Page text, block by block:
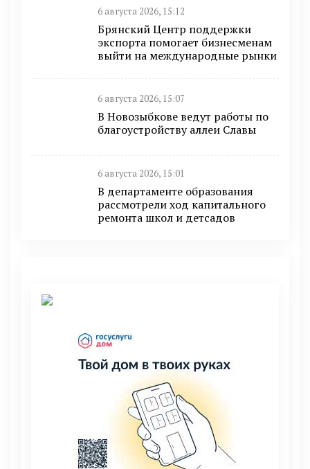
6 августа 2026, 15:12
Брянский Центр поддержки
экспорта помогает бизнесменам
выйти на международные рынки
6 августа 2026, 15:07
В Новозыбкове ведут работы по
благоустройству аллеи Славы
6 августа 2026, 15:01
В департаменте образования
рассмотрели ход капитального
ремонта школ и детсадов